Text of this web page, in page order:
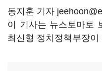
동지훈 기자
이 기사는 뉴스토마토
최신형 정치정책부장이